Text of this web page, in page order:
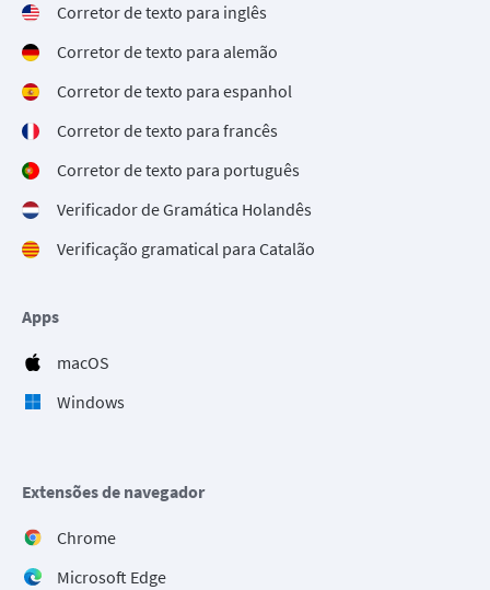
Corretor de texto para inglês
Corretor de texto para alemão
Corretor de texto para espanhol
Corretor de texto para francês
Corretor de texto para português
Verificador de Gramática Holandês
Verificação gramatical para Catalão
Apps
macOS
Windows
Extensões de navegador
Chrome
Microsoft Edge